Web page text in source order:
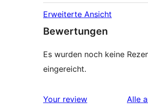
Erweiterte Ansicht
Bewertungen
Es wurden noch keine
eingereicht.
Your review Alle